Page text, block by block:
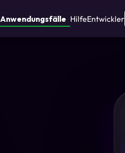
Anwendungsfälle HilfeEntwickler